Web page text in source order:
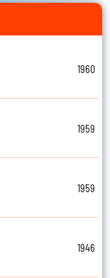
1960
1959
1959
1946